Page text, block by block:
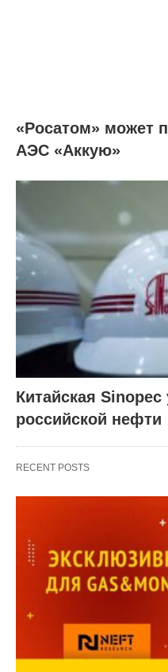
«Росатом» может
АЭС «Аккую»
Китайская
российской нефти
RECENT POSTS